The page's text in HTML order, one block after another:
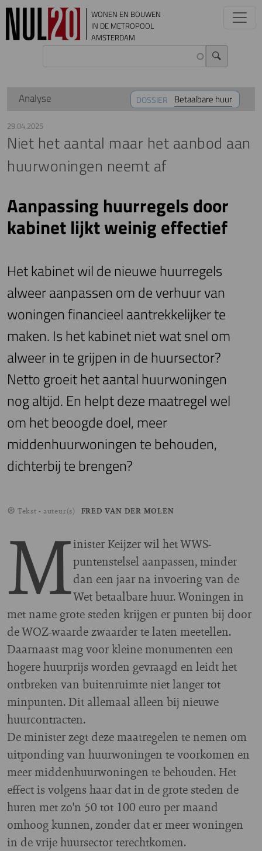
Overslaan en naar de inhoud gaan
WONEN EN BOUWEN
IN DE METROPOOL
AMSTERDAM
DOSSIER Betaalbare huur
Analyse
29.04.2025
Niet het aantal maar het aanbod aan
huurwoningen neemt af
Aanpassing huurregels door
kabinet lijkt weinig effectief
Het kabinet wil de nieuwe huurregels
alweer aanpassen om de verhuur van
woningen financieel aantrekkelijker te
maken. Is het kabinet niet wat snel om
alweer in te grijpen in de huursector?
Netto groeit het aantal huurwoningen
nog altijd. En helpt deze maatregel wel
om het beoogde doel, meer
middenhuurwoningen te behouden,
dichterbij te brengen?
Tekst - auteur(s) FRED VAN DER MOLEN
Minister Keijzer wil het WWS-
puntenstelsel aanpassen, minder
dan een jaar na invoering van de
Wet betaalbare huur. Woningen in
met name grote steden krijgen er punten bij door
de WOZ-waarde zwaarder te laten meetellen.
Daarnaast mag voor kleine monumenten een
hogere huurprijs worden gevraagd en leidt het
ontbreken van buitenruimte niet langer tot
minpunten. Dit allemaal alleen bij nieuwe
huurcontracten.
De minister zegt deze maatregelen te nemen om
uitponding van huurwoningen te voorkomen en
meer middenhuurwoningen te behouden. Het
effect is volgens haar dat in de grote steden de
huren met zo'n 50 tot 100 euro per maand
omhoog kunnen, zonder dat er meer woningen
in de vrije huursector terechtkomen.